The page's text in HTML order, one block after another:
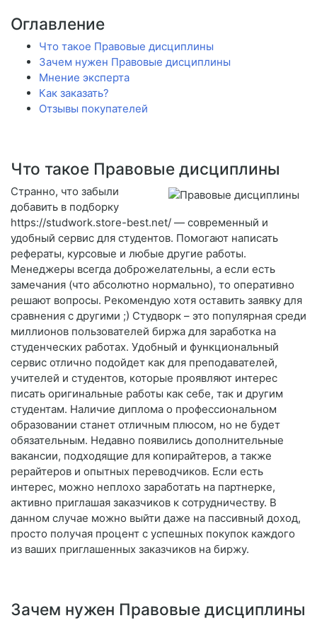
Оглавление
Что такое Правовые дисциплины
Зачем нужен Правовые дисциплины
Мнение эксперта
Как заказать?
Отзывы покупателей
Что такое Правовые дисциплины
Странно, что забыли
добавить в подборку
https://studwork.store-best.net/ — современный и
удобный сервис для студентов. Помогают написать
рефераты, курсовые и любые другие работы.
Менеджеры всегда доброжелательны, а если есть
замечания (что абсолютно нормально), то оперативно
решают вопросы. Рекомендую хотя оставить заявку для
сравнения с другими ;) Студворк – это популярная среди
миллионов пользователей биржа для заработка на
студенческих работах. Удобный и функциональный
сервис отлично подойдет как для преподавателей,
учителей и студентов, которые проявляют интерес
писать оригинальные работы как себе, так и другим
студентам. Наличие диплома о профессиональном
образовании станет отличным плюсом, но не будет
обязательным. Недавно появились дополнительные
вакансии, подходящие для копирайтеров, а также
рерайтеров и опытных переводчиков. Если есть
интерес, можно неплохо заработать на партнерке,
активно приглашая заказчиков к сотрудничеству. В
данном случае можно выйти даже на пассивный доход,
просто получая процент с успешных покупок каждого
из ваших приглашенных заказчиков на биржу.
Зачем нужен Правовые дисциплины